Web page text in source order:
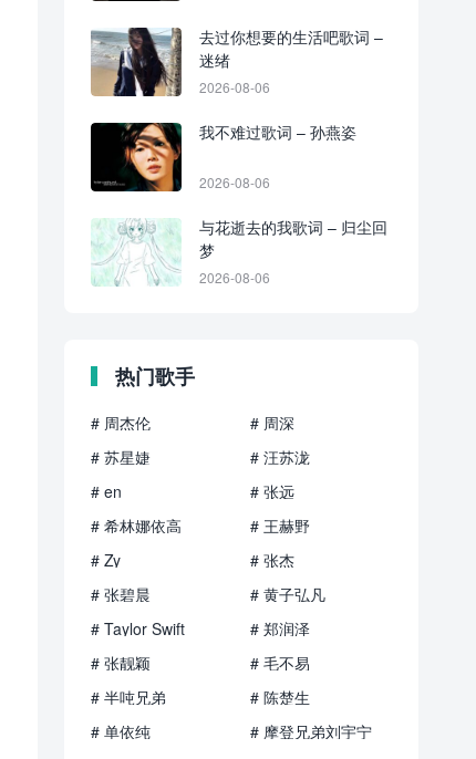
去过你想要的生活吧歌词 –
迷绪
2026-08-06
我不难过歌词 – 孙燕姿
2026-08-06
与花逝去的我歌词 – 归尘回
梦
2026-08-06
热门歌手
# 周杰伦
# 周深
# 苏星婕
# 汪苏泷
# en
# 张远
# 希林娜依高
# 王赫野
# Zy
# 张杰
# 张碧晨
# 黄子弘凡
# Taylor Swift
# 郑润泽
# 张靓颖
# 毛不易
# 半吨兄弟
# 陈楚生
# 单依纯
# 摩登兄弟刘宇宁